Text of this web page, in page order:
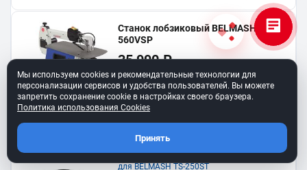
Станок лобзиковый BELMASH SS-
560VSP
35 990 ₽
В корзину
Ремень клиновой A-450
для BELMASH TS-250SТ
Мы используем cookies и рекомендательные технологии для
персонализации сервисов и удобства пользователей. Вы можете
запретить сохранение cookie в настройках своего браузера.
Политика использования Cookies
Принять